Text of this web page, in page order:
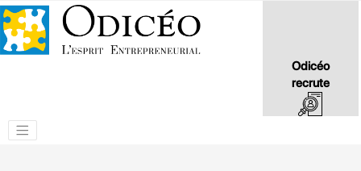
Odicéo
recrute